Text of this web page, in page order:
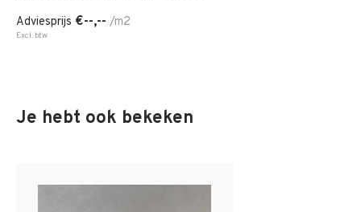
Adviesprijs €--,-- /m2
Excl. btw
Je hebt ook bekeken